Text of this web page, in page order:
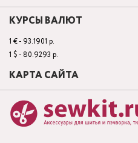
КУРСЫ ВАЛЮТ
1 € - 93.1901 р.
1 $ - 80.9293 р.
КАРТА САЙТА